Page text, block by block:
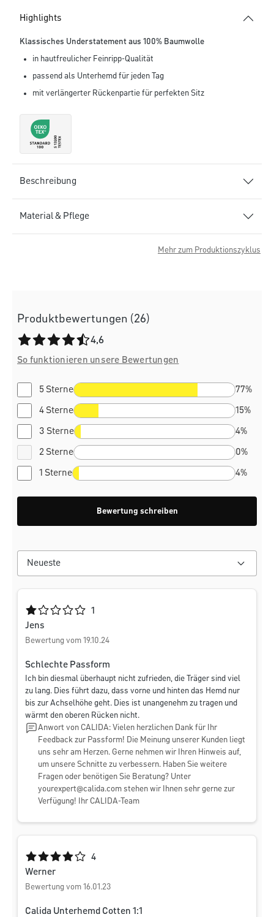
Highlights
Klassisches Understatement aus 100% Baumwolle
in hautfreulicher Feinripp-Qualität
passend als Unterhemd für jeden Tag
mit verlängerter Rückenpartie für perfekten Sitz
Beschreibung
Material & Pflege
Mehr zum Produktionszyklus
Produktbewertungen (26)
Durchschnittliche Bewertung von 4.6 von 5 Sternen
4,6
So funktionieren unsere Bewertungen
5 Sterne 77%
4 Sterne 15%
3 Sterne 4%
2 Sterne 0%
1 Sterne 4%
Bewertung schreiben
Durchschnittliche Bewertung von 1 von 5 Sternen
1
Jens
Bewertung vom 19.10.24
Schlechte Passform
Ich bin diesmal überhaupt nicht zufrieden, die Träger sind viel
zu lang. Dies führt dazu, dass vorne und hinten das Hemd nur
bis zur Achselhöhe geht. Dies ist unangenehm zu tragen und
wärmt den oberen Rücken nicht.
Anwort von CALIDA: Vielen herzlichen Dank für Ihr
Feedback zur Passform! Die Meinung unserer Kunden liegt
uns sehr am Herzen. Gerne nehmen wir Ihren Hinweis auf,
um unsere Schnitte zu verbessern. Haben Sie weitere
Fragen oder benötigen Sie Beratung? Unter
yourexpert@calida.com stehen wir Ihnen sehr gerne zur
Verfügung! Ihr CALIDA-Team
Durchschnittliche Bewertung von 4 von 5 Sternen
4
Werner
Bewertung vom 16.01.23
Calida Unterhemd Cotten 1:1